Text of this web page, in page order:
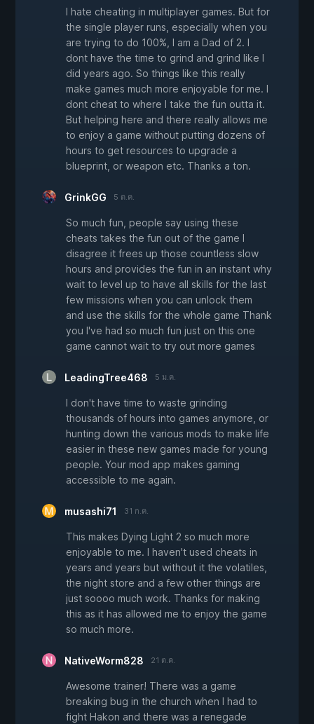
I hate cheating in multiplayer games. But for
the single player runs, especially when you
are trying to do 100%, I am a Dad of 2. I
dont have the time to grind and grind like I
did years ago. So things like this really
make games much more enjoyable for me. I
dont cheat to where I take the fun outta it.
But helping here and there really allows me
to enjoy a game without putting dozens of
hours to get resources to upgrade a
blueprint, or weapon etc. Thanks a ton.
GrinkGG 5 ต.ค.
So much fun, people say using these
cheats takes the fun out of the game I
disagree it frees up those countless slow
hours and provides the fun in an instant why
wait to level up to have all skills for the last
few missions when you can unlock them
and use the skills for the whole game Thank
you I've had so much fun just on this one
game cannot wait to try out more games
LeadingTree468 5 ม.ค.
I don't have time to waste grinding
thousands of hours into games anymore, or
hunting down the various mods to make life
easier in these new games made for young
people. Your mod app makes gaming
accessible to me again.
musashi71 31 ก.ค.
This makes Dying Light 2 so much more
enjoyable to me. I haven't used cheats in
years and years but without it the volatiles,
the night store and a few other things are
just soooo much work. Thanks for making
this as it has allowed me to enjoy the game
so much more.
NativeWorm828 21 ต.ค.
Awesome trainer! There was a game
breaking bug in the church when I had to
fight Hakon and there was a renegade